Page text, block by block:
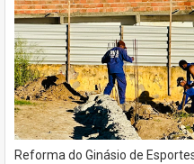
Reforma do Ginásio de